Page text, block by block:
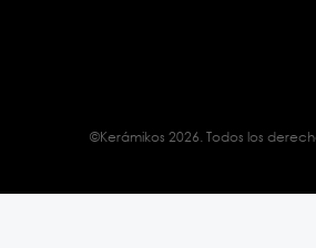
©Kerámikos 2026. Todos los